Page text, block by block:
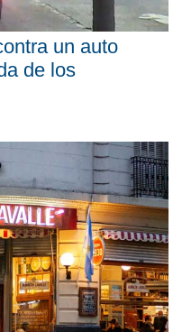
un auto
de los